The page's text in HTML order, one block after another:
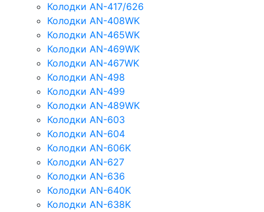
Колодки AN-417/626
Колодки AN-408WK
Колодки AN-465WK
Колодки AN-469WK
Колодки AN-467WK
Колодки AN-498
Колодки AN-499
Колодки AN-489WK
Колодки AN-603
Колодки AN-604
Колодки AN-606K
Колодки AN-627
Колодки AN-636
Колодки AN-640K
Колодки AN-638K